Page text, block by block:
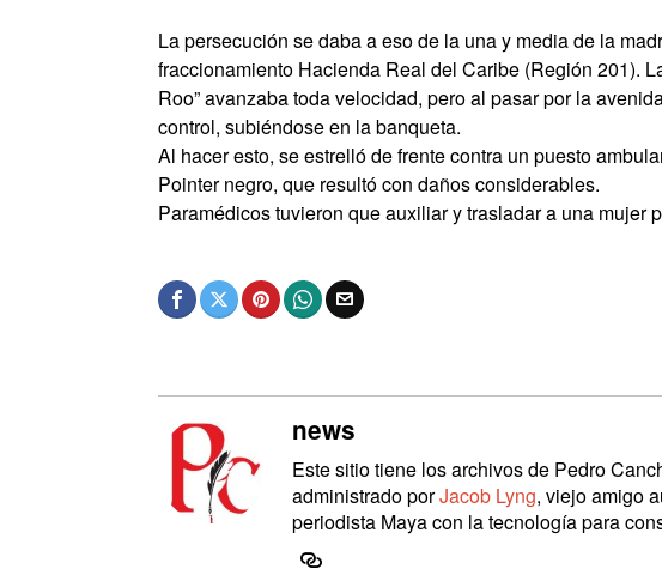
La persecución se daba a eso de la una y media de la
fraccionamiento Hacienda Real del Caribe (Región 201).
Roo” avanzaba toda velocidad, pero al pasar por la
control, subiéndose en la banqueta.
Al hacer esto, se estrelló de frente contra un puesto
Pointer negro, que resultó con daños considerables.
Paramédicos tuvieron que auxiliar y trasladar a una mujer
news
Este sitio tiene los archivos de Pedro
administrado porJacob Lyng, viejo amigo
periodista Maya con la tecnología para